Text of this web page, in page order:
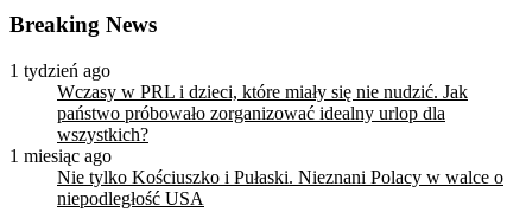
Breaking News
1 tydzień ago
Wczasy w PRL i dzieci, które miały się nie nudzić. Jak
państwo próbowało zorganizować idealny urlop dla
wszystkich?
1 miesiąc ago
Nie tylko Kościuszko i Pułaski. Nieznani Polacy w walce o
niepodległość USA